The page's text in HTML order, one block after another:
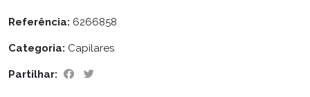
Referência: 6266858
Categoria: Capilares
Partilhar: